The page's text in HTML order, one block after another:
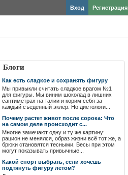
Регистрация
Вход
Блоги
Как есть сладкое и сохранять фигуру
Мы привыкли считать сладкое врагом №1
для фигуры. Мы виним шоколад в лишних
сантиметрах на талии и корим себя за
каждый съеденный эклер. Но диетологи...
Почему растет живот после сорока: Что
на самом деле происходит с...
Многие замечают одну и ту же картину:
рацион не менялся, образ жизни всё тот же, а
брюки становятся тесными. Весы при этом
могут показывать привычные...
Какой спорт выбрать, если хочешь
подтянуть фигуру летом?